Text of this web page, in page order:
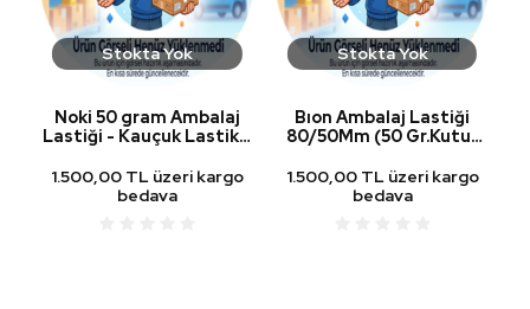
Stokta Yok
Noki 50 gram Ambalaj
Lastiği - Kauçuk Lastik -
1.500,00 TL üzeri kargo
bedava
Stokta Yok
Bıon Ambalaj Lastiği
80/50Mm (50 Gr.Kutu)
1.500,00 TL üzeri kargo
bedava